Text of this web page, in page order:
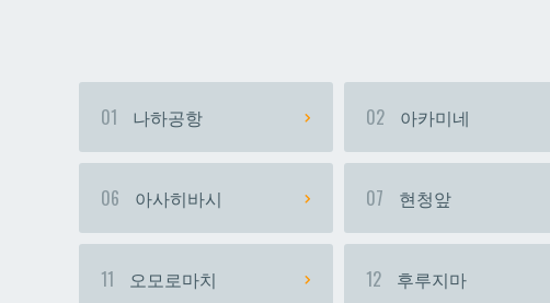
01 나하공항 02 아카미네
06 아사히바시 07 현청앞
11 오모로마치 12 후루지마